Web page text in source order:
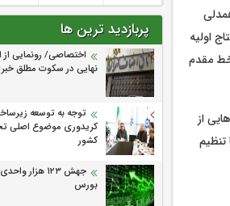
اولیه
خط مقدم
از
پربازدید ترین ها
اختصاصی/ رونمایی از
نهایی در سکوت مطلق
توجه به توسعه
کریدوری موضوع اصلی
کشور
جهش ۱۲۳ هزار
بورس